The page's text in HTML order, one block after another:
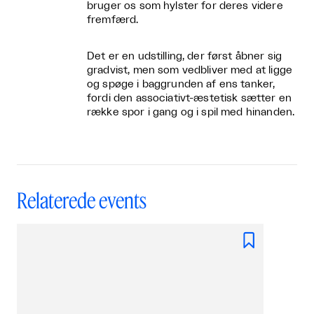
bruger os som hylster for deres videre
fremfærd.
Det er en udstilling, der først åbner sig
gradvist, men som vedbliver med at ligge
og spøge i baggrunden af ens tanker,
fordi den associativt-æstetisk sætter en
række spor i gang og i spil med hinanden.
Relaterede events
